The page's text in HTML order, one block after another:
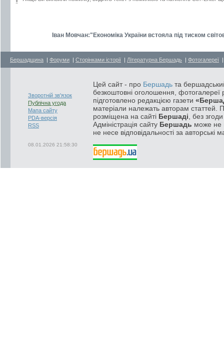
Іван Мовчан:"Економіка України встояла під тиском
Бершадщина | Форуми | Сторінками історії | Літературна Бершадь | Фотогалереї
Зворотній зв'язок
Публічна угода
Мапа сайту
PDA-версія
RSS
08.01.2026 21:58:30
Цей сайт - про Бершадь та
безкоштовні оголошення, фотогалереї
підготовлено редакцією газети
матеріали належать авторам статтей.
розміщена на сайті Бершаді , без
Адміністрація сайту Бершадь може не
не несе відповідальності за авторські